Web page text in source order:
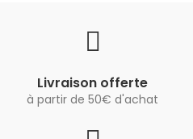
Livraison offerte
à partir de 50€ d'achat